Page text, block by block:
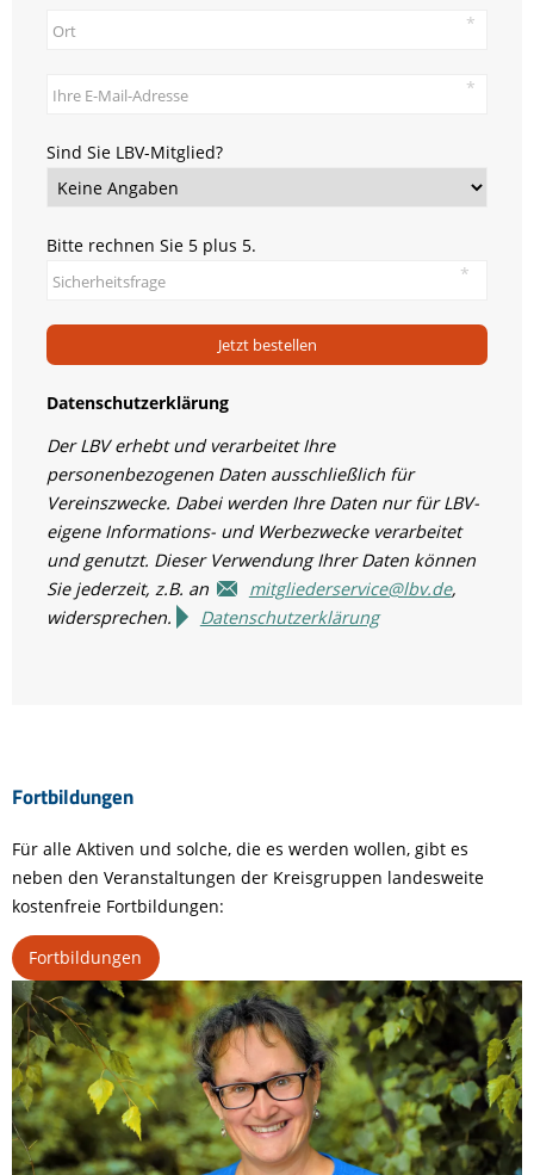
Sind Sie LBV-Mitglied?
Bitte rechnen Sie 5 plus 5.
Jetzt bestellen
Datenschutzerklärung
Der LBV erhebt und verarbeitet Ihre
personenbezogenen Daten ausschließlich für
Vereinszwecke. Dabei werden Ihre Daten nur für LBV-
eigene Informations- und Werbezwecke verarbeitet
und genutzt. Dieser Verwendung Ihrer Daten können
Sie jederzeit, z.B. an
mitgliederservice@lbv.de,
widersprechen.
Datenschutzerklärung
Fortbildungen
Für alle Aktiven und solche, die es werden wollen, gibt es
neben den Veranstaltungen der Kreisgruppen landesweite
kostenfreie Fortbildungen:
Fortbildungen